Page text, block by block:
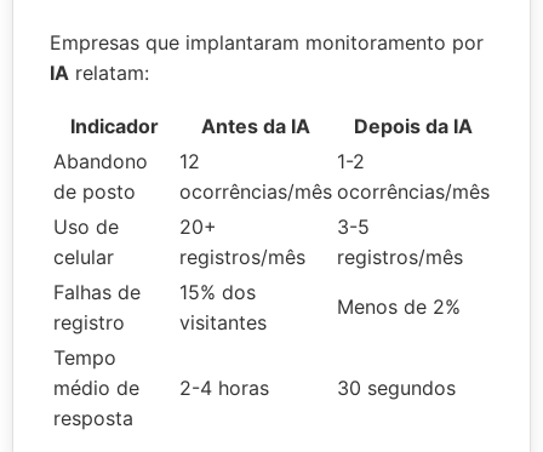
Empresas que implantaram monitoramento por
IA relatam:
Indicador Antes da IA Depois da IA
Abandono
de posto
12
ocorrências/mês
1-2
ocorrências/mês
Uso de
celular
20+
registros/mês
3-5
registros/mês
Falhas de
registro
15% dos
visitantes
Menos de 2%
Tempo
médio de
resposta
2-4 horas 30 segundos